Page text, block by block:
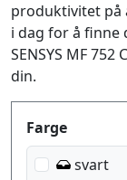
produktivitet på
i dag for å finne
SENSYS MF
din.
Produktfilter
Farge
svart